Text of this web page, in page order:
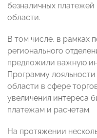
безналичных
области.
В том числе, в рамках
регионального
предложили важную
Программу
области в сфере
увеличения интереса
платежам и расчетам.
На протяжении